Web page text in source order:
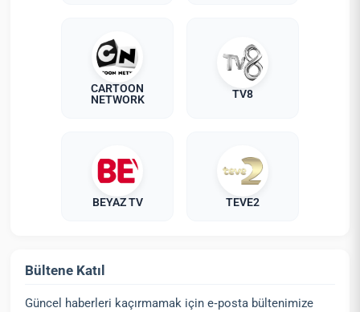
CARTOON
NETWORK
TV8
BEYAZ TV TEVE2
Bültene Katıl
Güncel haberleri kaçırmamak için e‑posta bültenimize